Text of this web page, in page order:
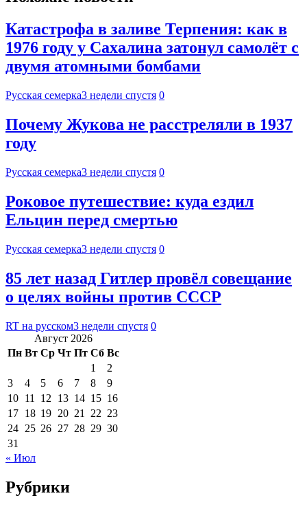
Катастрофа в заливе Терпения: как в
1976 году у Сахалина затонул самолёт с
двумя атомными бомбами
Русская семерка3 недели спустя 0
Почему Жукова не расстреляли в 1937
году
Русская семерка3 недели спустя 0
Роковое путешествие: куда ездил
Ельцин перед смертью
Русская семерка3 недели спустя 0
85 лет назад Гитлер провёл совещание
о целях войны против СССР
RT на русском3 недели спустя 0
Август 2026
Пн Вт Ср Чт Пт Сб Вс
1
2
3
4 5 6 7 8
9
10 11 12 13 14 15 16
17 18 19 20 21 22 23
24 25 26 27 28 29 30
31
« Июл
Рубрики